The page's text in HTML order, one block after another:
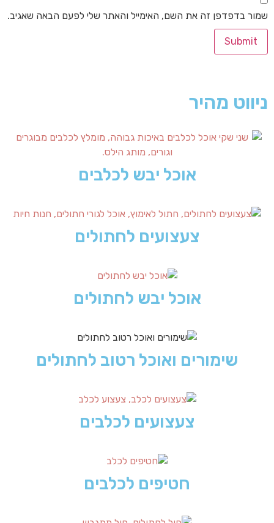
שמור בדפדפן זה את השם, האימייל והאתר שלי לפעם הבאה שאגיב.
ניווט מהיר
אוכל יבש לכלבים
צעצועים לחתולים
אוכל יבש לחתולים
שימורים ואוכל רטוב לחתולים
צעצועים לכלבים
חטיפים לכלבים